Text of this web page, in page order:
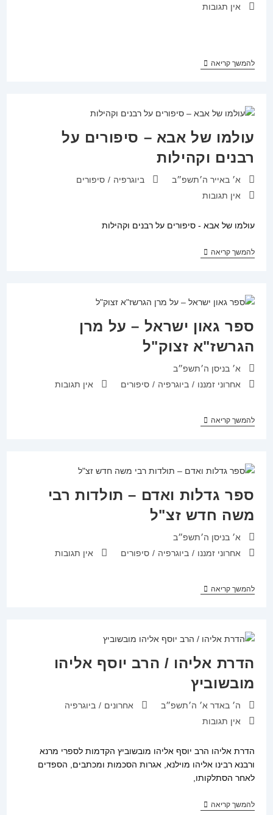
תגובות:אין תגובות
להמשך קריאהמשפחת
עולמו של אבא – סיפורים על
רבנים וקהילות
פורסם:א׳ באייר ה׳תשפ״ב קטגוריה:
ביוגרפיה / סיפורים
תגובות:אין תגובות
עולמו של אבא - סיפורים על רבנים וקהילות
להמשך קריאהעולמו
על
ספר גאון ישראל – על מרן
הגרשז"א זצוק"ל
פורסם:א׳ בניסן ה׳תשפ״ב
קטגוריה:
אחרוני זמננו / ביוגרפיה / סיפורים תגובות:אין תגובות
להמשך קריאהספר
מרן
זצוק"ל
ספר גדלות ואדם – תולדות רבי
משה חדש זצ"ל
פורסם:א׳ בניסן ה׳תשפ״ב
קטגוריה:אחרוני זמננו / ביוגרפיה / סיפורים תגובות:אין תגובות
להמשך קריאהספר
רבי
חדש
זצ"ל
הדרת אליהו / הרב יוסף אליהו
מובשוביץ
פורסם:ה׳ באדר א׳ ה׳תשפ״ב קטגוריה:
אחרונים / ביוגרפיה
תגובות:אין תגובות
הדרת אליהו הרב יוסף אליהו מובשוביץ הקדמות לספרי מרנא
ורבנא רבינו אליהו מוילנא, אגרות הסכמות ומכתבים, הספדים
לאחר הסתלקותו,
להמשך קריאההדרת